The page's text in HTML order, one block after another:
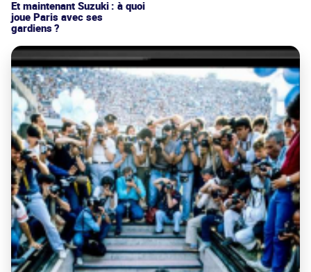
Et maintenant Suzuki : à quoi
joue Paris avec ses
gardiens ?